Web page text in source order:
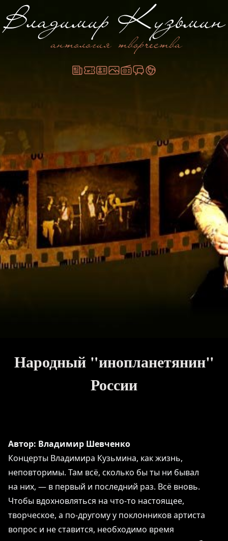
Народный "инопланетянин"
России
Автор: Владимир Шевченко
Концерты Владимира Кузьмина, как жизнь,
неповторимы. Там всё, сколько бы ты ни бывал
на них, ― в первый и последний раз. Всё вновь.
Чтобы вдохновляться на что-то настоящее,
творческое, а по-другому у поклонников артиста
вопрос и не ставится, необходимо время